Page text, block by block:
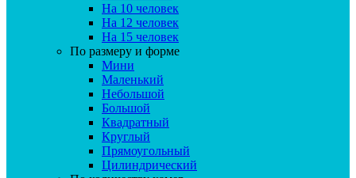
На 10 человек
На 12 человек
На 15 человек
По размеру и форме
Мини
Маленький
Небольшой
Большой
Квадратный
Круглый
Прямоугольный
Цилиндрический